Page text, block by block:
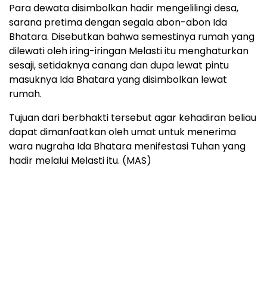
Para dewata disimbolkan hadir mengelilingi desa,
sarana pretima dengan segala abon-abon Ida
Bhatara. Disebutkan bahwa semestinya rumah yang
dilewati oleh iring-iringan Melasti itu menghaturkan
sesaji, setidaknya canang dan dupa lewat pintu
masuknya Ida Bhatara yang disimbolkan lewat
rumah.
Tujuan dari berbhakti tersebut agar kehadiran beliau
dapat dimanfaatkan oleh umat untuk menerima
wara nugraha Ida Bhatara menifestasi Tuhan yang
hadir melalui Melasti itu. (MAS)